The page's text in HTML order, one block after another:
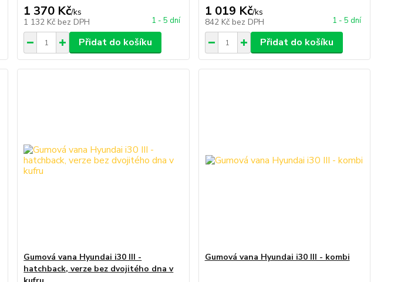
1 370 Kč/ks
1 132 Kč bez DPH 1 - 5 dní
Přidat do košíku
1 019 Kč/ks
842 Kč bez DPH 1 - 5 dní
Přidat do košíku
Gumová vana Hyundai i30 III -
hatchback, verze bez dvojitého dna v
Gumová vana Hyundai i30 III - kombi